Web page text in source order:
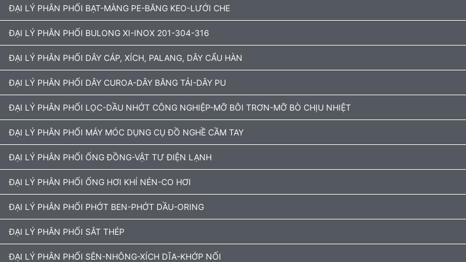
ĐẠI LÝ PHÂN PHỐI BẠT-MÀNG PE-BĂNG KEO-LƯỚI CHE
ĐẠI LÝ PHÂN PHỐI BULONG XI-INOX 201-304-316
ĐẠI LÝ PHÂN PHỐI DÂY CÁP, XÍCH, PALANG, DÂY CẨU HÀN
ĐẠI LÝ PHÂN PHỐI DÂY CUROA-DÂY BĂNG TẢI-DÂY PU
ĐẠI LÝ PHÂN PHỐI LỌC-DẦU NHỚT CÔNG NGHIỆP-MỠ BÔI TRƠN-MỠ BÒ CHỊU NHIỆT
ĐẠI LÝ PHÂN PHỐI MÁY MÓC DỤNG CỤ ĐỒ NGHỀ CẦM TAY
ĐẠI LÝ PHÂN PHỐI ỐNG ĐỒNG-VẬT TƯ ĐIỆN LẠNH
ĐẠI LÝ PHÂN PHỐI ỐNG HƠI KHÍ NÉN-CO HƠI
ĐẠI LÝ PHÂN PHỐI PHỚT BEN-PHỚT DẦU-ORING
ĐẠI LÝ PHÂN PHỐI SẮT THÉP
ĐẠI LÝ PHÂN PHỐI SÊN-NHÔNG-XÍCH DĨA-KHỚP NỐI